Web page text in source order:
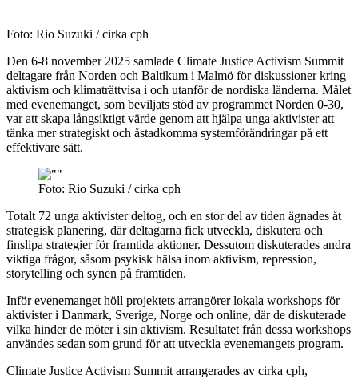
Foto: Rio Suzuki / cirka cph
Den 6-8 november 2025 samlade Climate Justice Activism Summit
deltagare från Norden och Baltikum i Malmö för diskussioner kring
aktivism och klimaträttvisa i och utanför de nordiska länderna. Målet
med evenemanget, som beviljats stöd av programmet Norden 0-30,
var att skapa långsiktigt värde genom att hjälpa unga aktivister att
tänka mer strategiskt och åstadkomma systemförändringar på ett
effektivare sätt.
Foto: Rio Suzuki / cirka cph
Totalt 72 unga aktivister deltog, och en stor del av tiden ägnades åt
strategisk planering, där deltagarna fick utveckla, diskutera och
finslipa strategier för framtida aktioner. Dessutom diskuterades andra
viktiga frågor, såsom psykisk hälsa inom aktivism, repression,
storytelling och synen på framtiden.
Inför evenemanget höll projektets arrangörer lokala workshops för
aktivister i Danmark, Sverige, Norge och online, där de diskuterade
vilka hinder de möter i sin aktivism. Resultatet från dessa workshops
användes sedan som grund för att utveckla evenemangets program.
Climate Justice Activism Summit arrangerades av cirka cph,